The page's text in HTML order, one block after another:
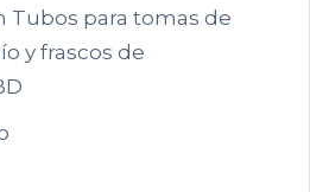
Tubos para tomas de
y frascos de